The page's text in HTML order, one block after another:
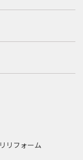
リフォーム